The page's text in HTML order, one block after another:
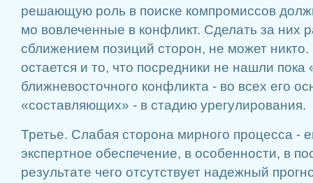
решаю­щую роль в поиске компромис­сов
мо вовлеченные в конфликт. Сделать за них
сближением позиций сторон, не может
остается и то, что по­средники не нашли
ближневос­точного конфликта - во всех его
«составляющих» - в стадию урегулирования.
Третье. Слабая сторона мирного процесса -
экспертное обеспе­чение, в особенности, в
результате чего отсутствует надежный